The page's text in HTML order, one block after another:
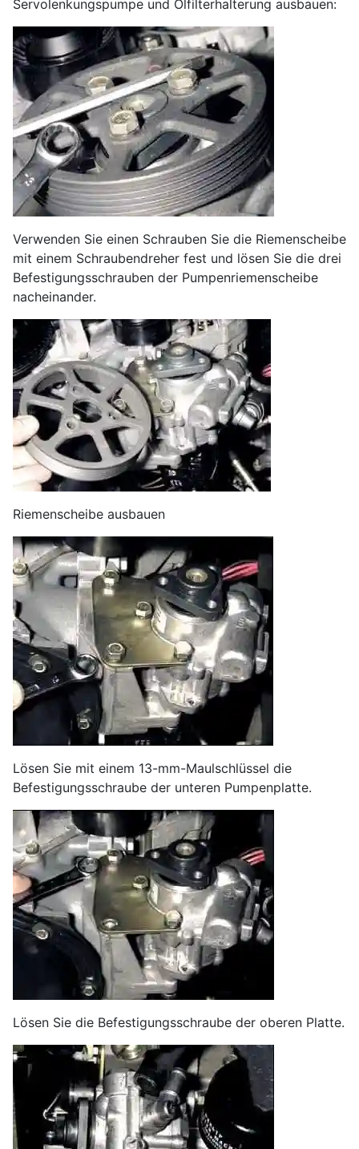
Servolenkungspumpe und Ölfilterhalterung ausbauen:
Verwenden Sie einen Schrauben Sie die Riemenscheibe
mit einem Schraubendreher fest und lösen Sie die drei
Befestigungsschrauben der Pumpenriemenscheibe
nacheinander.
Riemenscheibe ausbauen
Lösen Sie mit einem 13-mm-Maulschlüssel die
Befestigungsschraube der unteren Pumpenplatte.
Lösen Sie die Befestigungsschraube der oberen Platte.